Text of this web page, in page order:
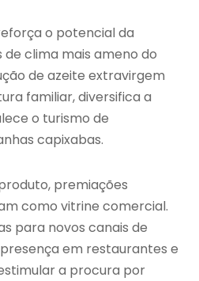
o potencial da
clima mais ameno do
de azeite extravirgem
familiar, diversifica a
o turismo de
capixabas.
premiações
como vitrine comercial.
para novos canais de
em restaurantes e
a procura por